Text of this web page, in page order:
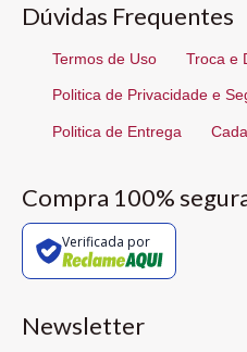
Dúvidas Frequentes
Termos de Uso Troca e
Politica de Privacidade e
Politica de Entrega
Compra 100%
Verificada por
Newsletter